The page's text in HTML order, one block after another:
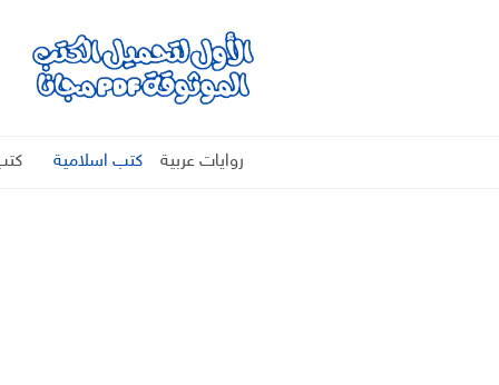
روايات عربية كتب اسلامية